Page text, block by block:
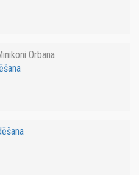
Orbana